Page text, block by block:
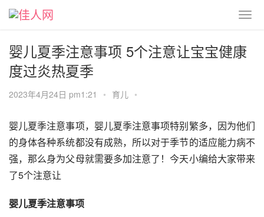
婴儿夏季注意事项 5个注意让宝宝健康
度过炎热夏季
2023年4月24日 pm1:21 • 育儿 •
婴儿夏季注意事项，婴儿夏季注意事项特别繁多，因为他们
的身体各种系统都没有成熟，所以对于季节的适应能力病不
强，那么身为父母就需要多加注意了！今天小编给大家带来
了5个注意让
婴儿夏季注意事项